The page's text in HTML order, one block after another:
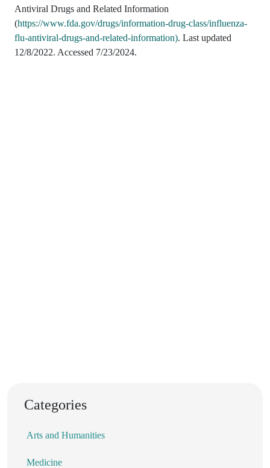
Antiviral Drugs and Related Information
(https://www.fda.gov/drugs/information-drug-class/influenza-
flu-antiviral-drugs-and-related-information). Last updated
12/8/2022. Accessed 7/23/2024.
Categories
Arts and Humanities
Medicine